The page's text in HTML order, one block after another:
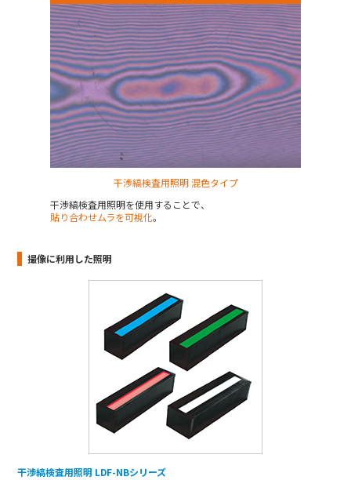
干渉縞検査用照明 混色タイプ
干渉縞検査用照明を使用することで、
貼り合わせムラを可視化。
撮像に利用した照明
干渉縞検査用照明 LDF-NBシリーズ